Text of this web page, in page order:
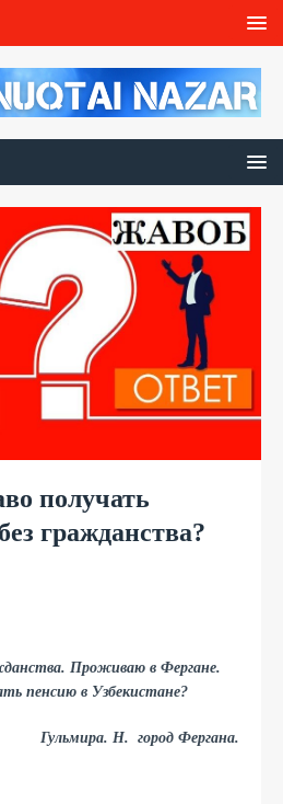
получать
гражданства?
Проживаю в Фергане.
пенсию в Узбекистане?
Гульмира. Н. город Фергана.